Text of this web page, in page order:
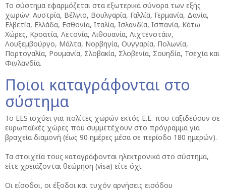
Το σύστημα εφαρμόζεται στα εξωτερικά σύνορα των εξής
χωρών: Αυστρία, Βέλγιο, Βουλγαρία, Γαλλία, Γερμανία, Δανία,
Ελβετία, Ελλάδα, Εσθονία, Ιταλία, Ισλανδία, Ισπανία, Κάτω
Χώρες, Κροατία, Λετονία, Λιθουανία, Λιχτενστάιν,
Λουξεμβούργο, Μάλτα, Νορβηγία, Ουγγαρία, Πολωνία,
Πορτογαλία, Ρουμανία, Σλοβακία, Σλοβενία, Σουηδία, Τσεχία και
Φινλανδία.
Ποιοι καταγράφονται στο
σύστημα
Το EES ισχύει για πολίτες χωρών εκτός Ε.Ε. που ταξιδεύουν σε
ευρωπαϊκές χώρες που συμμετέχουν στο πρόγραμμα για
βραχεία διαμονή (έως 90 ημέρες μέσα σε περίοδο 180 ημερών).
Τα στοιχεία τους καταγράφονται ηλεκτρονικά στο σύστημα,
είτε χρειάζονται θεώρηση (visa) είτε όχι.
Οι είσοδοι, οι έξοδοι και τυχόν αρνήσεις εισόδου